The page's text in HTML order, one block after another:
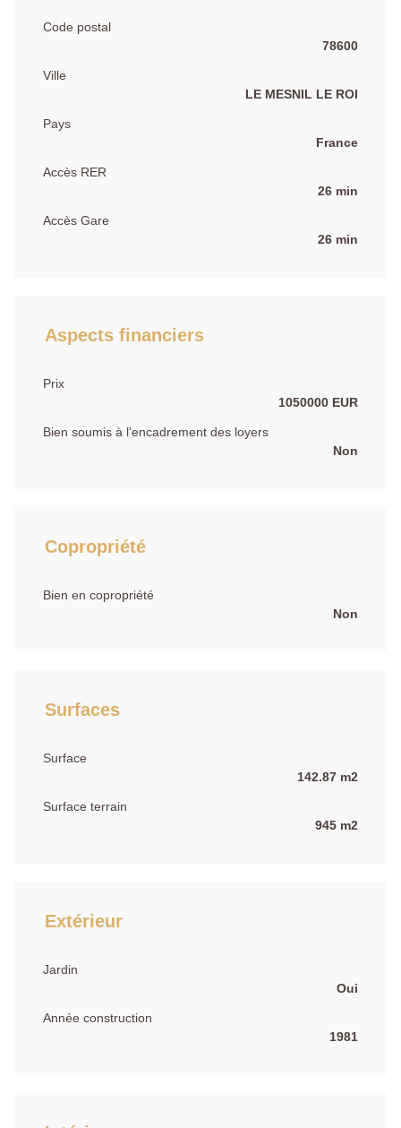
Code postal
78600
Ville
LE MESNIL LE ROI
Pays
France
Accès RER
26 min
Accès Gare
26 min
Aspects financiers
Prix
1050000 EUR
Bien soumis à l'encadrement des loyers
Non
Copropriété
Bien en copropriété
Non
Surfaces
Surface
142.87 m2
Surface terrain
945 m2
Extérieur
Jardin
Oui
Année construction
1981